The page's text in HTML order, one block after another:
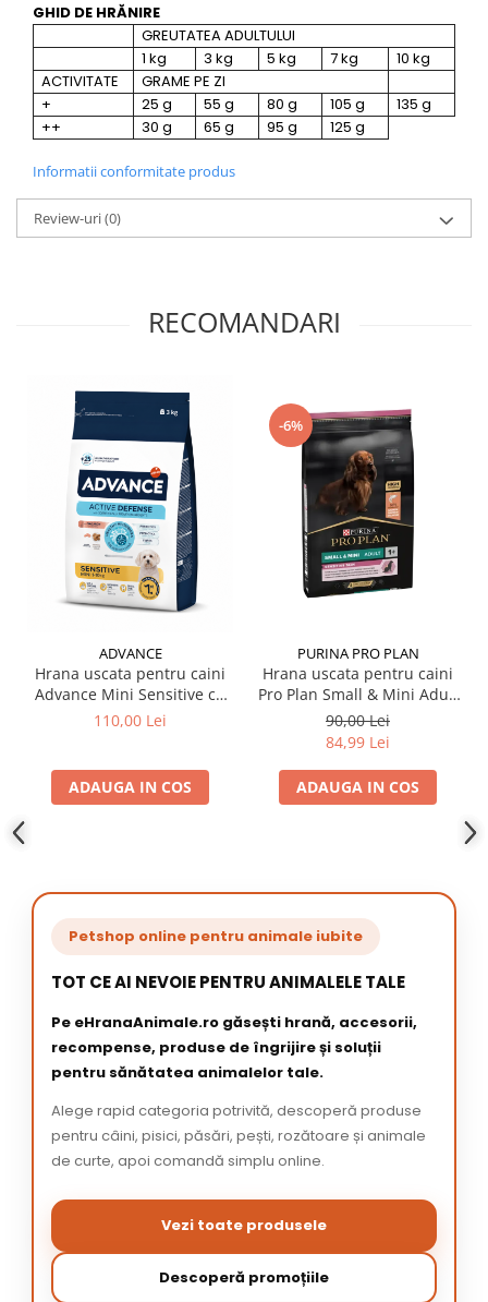
GHID DE HRĂNIRE
GREUTATEA ADULTULUI
1 kg
3 kg 5 kg 7 kg
10 kg
ACTIVITATE
GRAME PE ZI
+
25 g 55 g 80 g 105 g
135 g
++
30 g 65 g 95 g 125 g
Informatii conformitate produs
Review-uri(0)
RECOMANDARI
ADVANCE
Hrana uscata pentru caini
Advance Mini Sensitive cu
somon 3 kg
110,00 Lei
ADAUGA IN COS
-6%
PURINA PRO PLAN
Hrana uscata pentru caini
Pro Plan Small & Mini Adult
Sensitive Skin cu somon 3
kg
90,00 Lei
84,99 Lei
ADAUGA IN COS
Petshop online pentru animale iubite
TOT CE AI NEVOIE PENTRU ANIMALELE TALE
Pe eHranaAnimale.ro găsești hrană, accesorii,
recompense, produse de îngrijire și soluții
pentru sănătatea animalelor tale.
Alege rapid categoria potrivită, descoperă produse
pentru câini, pisici, păsări, pești, rozătoare și animale
de curte, apoi comandă simplu online.
Vezi toate produsele
Descoperă promoțiile